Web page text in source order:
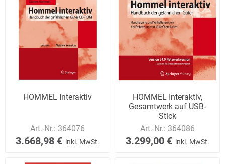
HOMMEL Interaktiv
Art.-Nr.: 364076
3.668,98 € inkl. MwSt.
HOMMEL Interaktiv,
Gesamtwerk auf USB-
Stick
Art.-Nr.: 364086
3.299,00 € inkl. MwSt.